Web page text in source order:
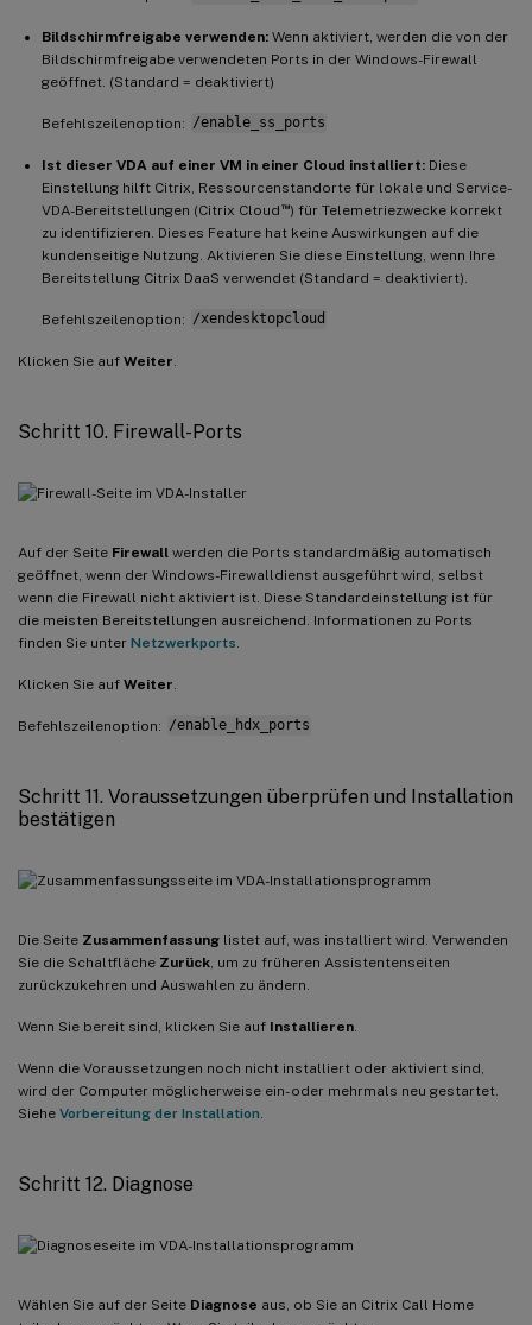
Bildschirmfreigabe verwenden: Wenn aktiviert, werden die von der
Bildschirmfreigabe verwendeten Ports in der Windows-Firewall
geöffnet. (Standard = deaktiviert)
Befehlszeilenoption: /enable_ss_ports
Ist dieser VDA auf einer VM in einer Cloud installiert: Diese
Einstellung hilft Citrix, Ressourcenstandorte für lokale und Service-
VDA-Bereitstellungen (Citrix Cloud ™) für Telemetriezwecke korrekt
zu identifizieren. Dieses Feature hat keine Auswirkungen auf die
kundenseitige Nutzung. Aktivieren Sie diese Einstellung, wenn Ihre
Bereitstellung Citrix DaaS verwendet (Standard = deaktiviert).
Befehlszeilenoption: /xendesktopcloud
Klicken Sie auf Weiter
Schritt 10. Firewall-Ports
Auf der Seite Firewall werden die Ports standardmäßig automatisch
geöffnet, wenn der Windows-Firewalldienst ausgeführt wird, selbst
wenn die Firewall nicht aktiviert ist. Diese Standardeinstellung ist für
die meisten Bereitstellungen ausreichend. Informationen zu Ports
finden Sie unter Netzwerkports
Klicken Sie auf Weiter
Befehlszeilenoption: /enable_hdx_ports
Schritt 11. Voraussetzungen überprüfen und Installation
bestätigen
Die Seite Zusammenfassung listet auf, was installiert wird. Verwenden
Sie die Schaltfläche Zurück , um zu früheren Assistentenseiten
zurückzukehren und Auswahlen zu ändern.
Wenn Sie bereit sind, klicken Sie auf Installieren
Wenn die Voraussetzungen noch nicht installiert oder aktiviert sind,
wird der Computer möglicherweise ein- oder mehrmals neu gestartet.
Siehe Vorbereitung der Installation
Schritt 12. Diagnose
Wählen Sie auf der Seite Diagnose aus, ob Sie an Citrix Call Home